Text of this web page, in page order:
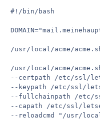
#!/bin/bash
/usr/local/acme/
/usr/local/acme/
--certpath /etc/ssl/
--keypath /etc/ssl/
--fullchainpath /etc/
--capath /etc/ssl/
--reloadcmd "/usr/